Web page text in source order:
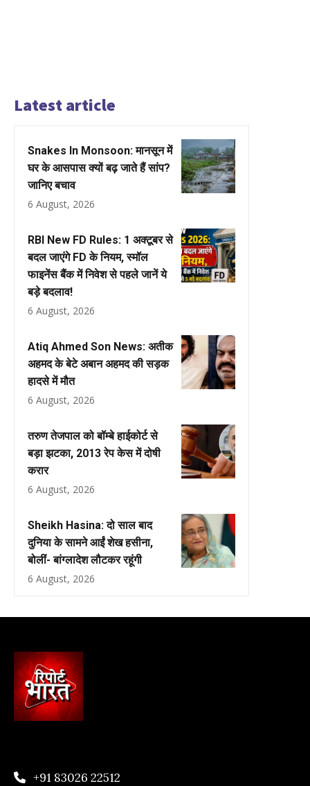
Latest article
Snakes In Monsoon: मानसून में
घर के आसपास क्यों बढ़ जाते हैं सांप?
जानिए बचाव
6 August, 2026
RBI New FD Rules: 1 अक्टूबर से
बदल जाएंगे FD के नियम, स्मॉल
फाइनेंस बैंक में निवेश से पहले जानें ये
बड़े बदलाव!
6 August, 2026
Atiq Ahmed Son News: अतीक
अहमद के बेटे अबान अहमद की सड़क
हादसे में मौत
6 August, 2026
तरुण तेजपाल को बॉम्बे हाईकोर्ट से
बड़ा झटका, 2013 रेप केस में दोषी
करार
6 August, 2026
Sheikh Hasina: दो साल बाद
दुनिया के सामने आईं शेख हसीना,
बोलीं- बांग्लादेश लौटकर रहूंगी
6 August, 2026
+91 83026 22512